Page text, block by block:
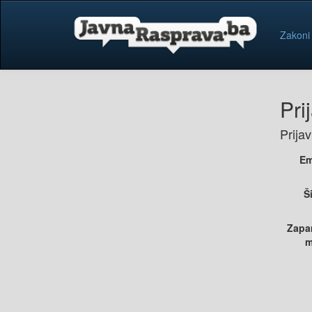
Zakoni